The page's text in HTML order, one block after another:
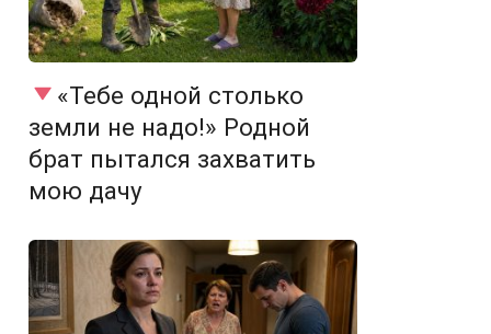
«Тебе одной столько
земли не надо!» Родной
брат пытался захватить
мою дачу